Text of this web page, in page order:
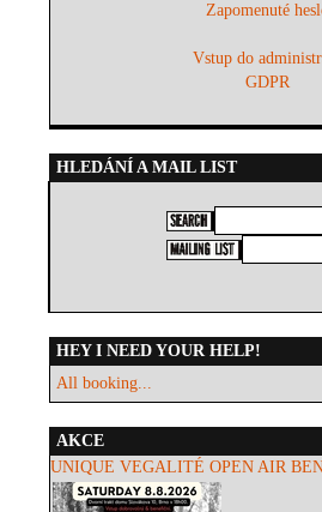
Zapomenuté
Vstup do
GDPR
HLEDÁNÍ A MAIL LIST
HEY I NEED YOUR HELP!
All booking...
AKCE
UNIQUE VEGALITÉ OPEN AIR